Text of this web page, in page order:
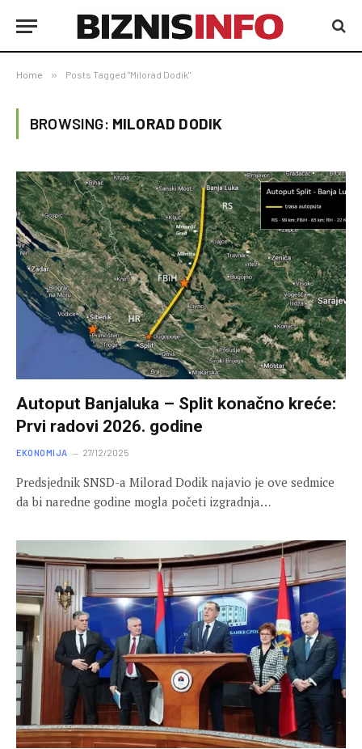
Home » Posts Tagged "Milorad Dodik"
BROWSING: MILORAD DODIK
Autoput Banjaluka – Split konačno kreće:
Prvi radovi 2026. godine
EKONOMIJA 27/12/2025
Predsjednik SNSD-a Milorad Dodik najavio je ove sedmice
da bi naredne godine mogla početi izgradnja…